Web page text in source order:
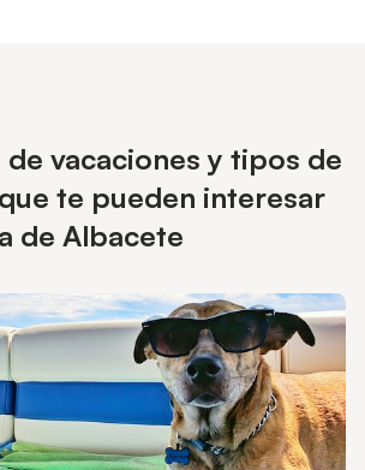
de vacaciones y tipos de
te pueden interesar
de Albacete